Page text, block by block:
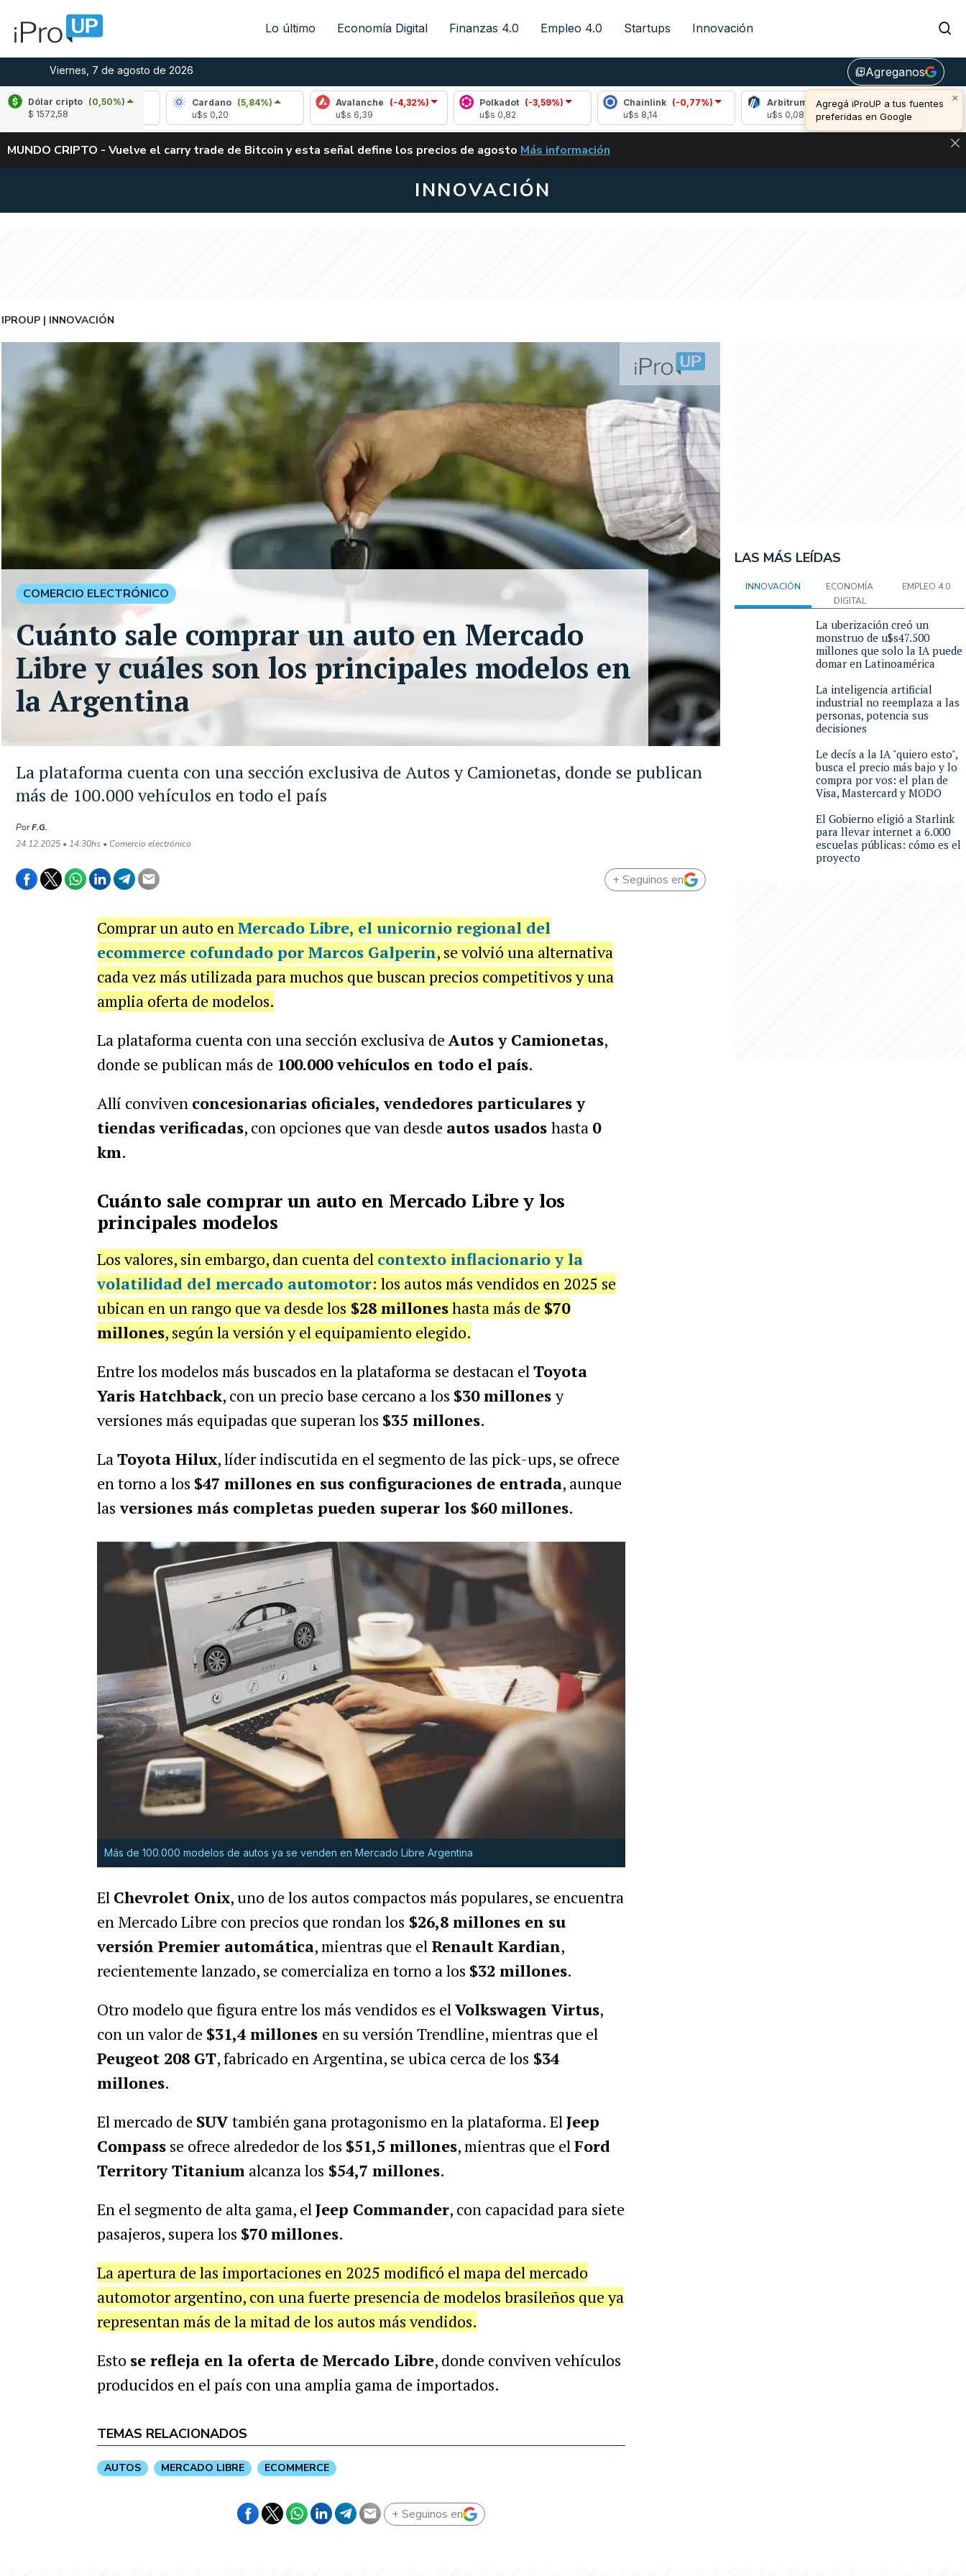
Lo último Economía Digital Finanzas 4.0 Empleo 4.0 Startups Innovación
Viernes, 7 de agosto de 2026 library_addAgreganos
×
Agregá iProUP a tus fuentes
preferidas en Google
Dólar cripto (0,50%)
$ 1572,58
(-3,15%)
1,02
Cardano (5,84%)
Avalanche
(-4,32%)
Polkadot (-3,59%)
Chainlink
(-0,77%)
Arbitrum
(-2,59%)
Bitcoin
(-1,07%)
u$s 64.143,00
ALERTA
MUNDO CRIPTO - Vuelve el carry trade de Bitcoin y esta señal define los precios de agosto VUELVE EL CARRY TRADE DE BITCOIN Y ESTA SEÑAL DEFINE LOS PRECIOS DE
Más información
INNOVACIÓN
La plataforma cuenta con una sección exclusiva de Autos y Camionetas, donde se publican
más de 100.000 vehículos en todo el país
IPROUP INNOVACIÓN
PorF.G.
24.12.2025 • 14:30hs • Comercio electrónico
COMERCIO ELECTRÓNICO
Cuánto sale comprar un auto en Mercado
Libre y cuáles son los principales modelos en
la Argentina
+ Seguinos en
Comprar un auto enMercado Libre, el unicornio regional del
ecommerce cofundado por Marcos Galperin, se volvió una alternativa
cada vez más utilizada para muchos que buscan precios competitivos y una
amplia oferta de modelos.
La plataforma cuenta con una sección exclusiva deAutos y Camionetas,
donde se publican más de 100.000 vehículos en todo el país.
Allí conviven concesionarias oficiales, vendedores particulares y
tiendas verificadas, con opciones que van desde autos usados hasta 0
km.
Cuánto sale comprar un auto en Mercado Libre y los
principales modelos
Los valores, sin embargo, dan cuenta del contexto inflacionario y la
volatilidad del mercado automotor: los autos más vendidos en 2025 se
ubican en un rango que va desde los $28 milloneshasta más de $70
millones, según la versión y el equipamiento elegido.
Entre los modelos más buscados en la plataforma se destacan elToyota
Yaris Hatchback, con un precio base cercano a los $30 millonesy
versiones más equipadas que superan los $35 millones.
LaToyota Hilux, líder indiscutida en el segmento de las pick-ups, se ofrece
en torno a los $47 millones en sus configuraciones de entrada, aunque
las versiones más completas pueden superar los $60 millones.
Más de 100.000 modelos de autos ya se venden en Mercado Libre Argentina
El Chevrolet Onix, uno de los autos compactos más populares, se encuentra
en Mercado Libre con precios que rondan los $26,8 millones en su
versión Premier automática, mientras que el Renault Kardian,
recientemente lanzado, se comercializa en torno a los $32 millones.
Otro modelo que figura entre los más vendidos es elVolkswagen Virtus,
con un valor de $31,4 millones en su versión Trendline, mientras que el
Peugeot 208 GT, fabricado en Argentina, se ubica cerca de los $34
millones.
El mercado de SUVtambién gana protagonismo en la plataforma. ElJeep
Compassse ofrece alrededor de los $51,5 millones, mientras que elFord
Territory Titanium alcanza los $54,7 millones.
En el segmento de alta gama, elJeep Commander, con capacidad para siete
pasajeros, supera los $70 millones.
La apertura de las importaciones en 2025 modificó el mapa del mercado
automotor argentino, con una fuerte presencia de modelos brasileños que ya
representan más de la mitad de los autos más vendidos.
Esto se refleja en la oferta de Mercado Libre, donde conviven vehículos
producidos en el país con una amplia gama de importados.
TEMAS RELACIONADOS
AUTOS MERCADO LIBRE ECOMMERCE
+ Seguinos en
LAS MÁS LEÍDAS
INNOVACIÓN
ECONOMÍA
DIGITAL
EMPLEO 4.0
La uberización creó un
monstruo de u$s47.500
millones que solo la IA puede
domar en Latinoamérica
La inteligencia artificial
industrial no reemplaza a las
personas, potencia sus
decisiones
Le decís a la IA "quiero esto",
busca el precio más bajo y lo
compra por vos: el plan de
Visa, Mastercard y MODO
El Gobierno eligió a Starlink
para llevar internet a 6.000
escuelas públicas: cómo es el
proyecto